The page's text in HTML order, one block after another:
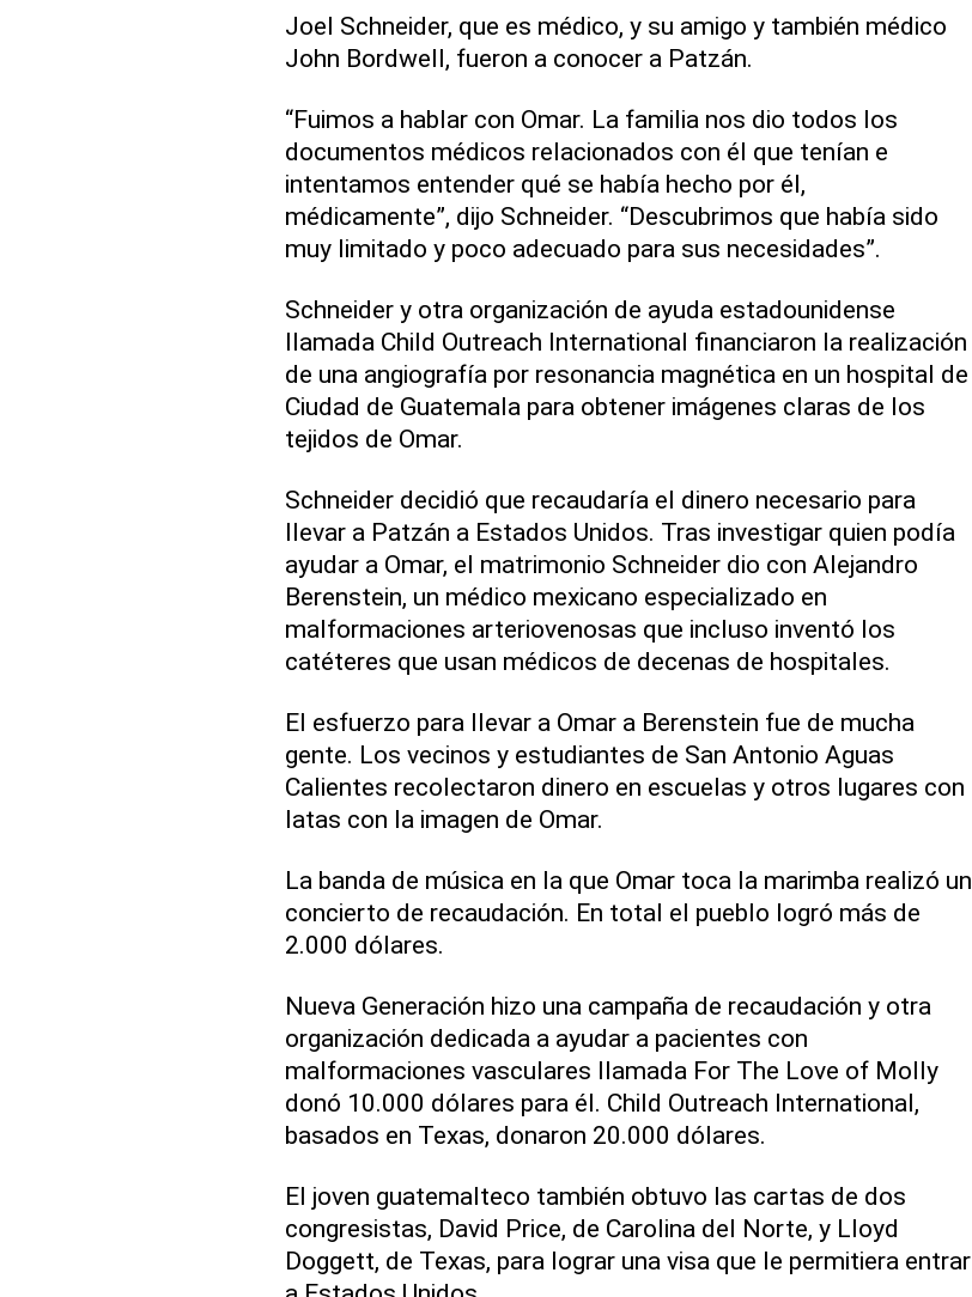
Joel Schneider, que es médico, y su amigo y también médico
John Bordwell, fueron a conocer a Patzán.
“Fuimos a hablar con Omar. La familia nos dio todos los
documentos médicos relacionados con él que tenían e
intentamos entender qué se había hecho por él,
médicamente”, dijo Schneider. “Descubrimos que había sido
muy limitado y poco adecuado para sus necesidades”.
Schneider y otra organización de ayuda estadounidense
llamada Child Outreach International financiaron la realización
de una angiografía por resonancia magnética en un hospital de
Ciudad de Guatemala para obtener imágenes claras de los
tejidos de Omar.
Schneider decidió que recaudaría el dinero necesario para
llevar a Patzán a Estados Unidos. Tras investigar quien podía
ayudar a Omar, el matrimonio Schneider dio con Alejandro
Berenstein, un médico mexicano especializado en
malformaciones arteriovenosas que incluso inventó los
catéteres que usan médicos de decenas de hospitales.
El esfuerzo para llevar a Omar a Berenstein fue de mucha
gente. Los vecinos y estudiantes de San Antonio Aguas
Calientes recolectaron dinero en escuelas y otros lugares con
latas con la imagen de Omar.
La banda de música en la que Omar toca la marimba realizó un
concierto de recaudación. En total el pueblo logró más de
2.000 dólares.
Nueva Generación hizo una campaña de recaudación y otra
organización dedicada a ayudar a pacientes con
malformaciones vasculares llamada For The Love of Molly
donó 10.000 dólares para él. Child Outreach International,
basados en Texas, donaron 20.000 dólares.
El joven guatemalteco también obtuvo las cartas de dos
congresistas, David Price, de Carolina del Norte, y Lloyd
Doggett, de Texas, para lograr una visa que le permitiera entrar